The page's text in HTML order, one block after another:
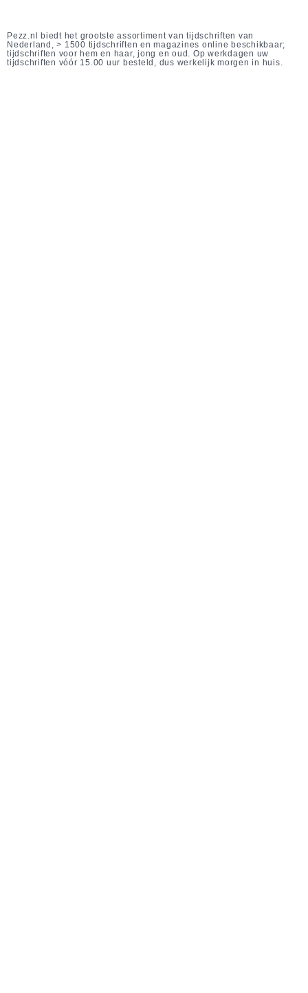
Pezz.nl biedt het grootste assortiment van tijdschriften van
Nederland, > 1500 tijdschriften en magazines online beschikbaar;
tijdschriften voor hem en haar, jong en oud. Op werkdagen uw
tijdschriften vóór 15.00 uur besteld, dus werkelijk morgen in huis.